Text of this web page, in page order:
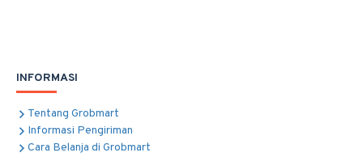
INFORMASI
Tentang Grobmart
Informasi Pengiriman
Cara Belanja di Grobmart